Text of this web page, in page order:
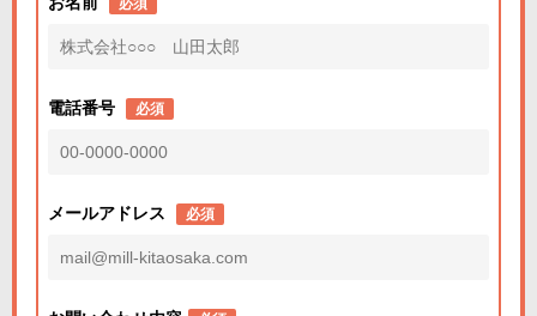
必須
電話番号 必須
メールアドレス 必須